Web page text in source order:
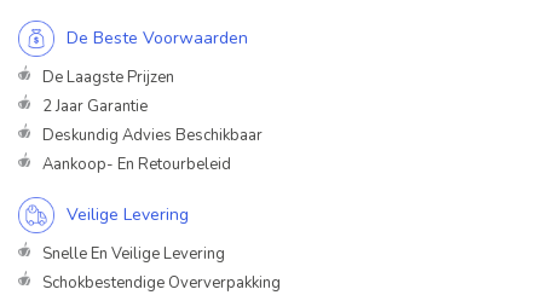
De Beste Voorwaarden
De Laagste Prijzen
2 Jaar Garantie
Deskundig Advies Beschikbaar
Aankoop- En Retourbeleid
Veilige Levering
Snelle En Veilige Levering
Schokbestendige Oververpakking